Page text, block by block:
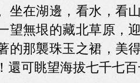
坐在湖邊，看水，看
望無垠的藏北草原，
的那襲珠玉之裙，美
還可眺望海拔七千七